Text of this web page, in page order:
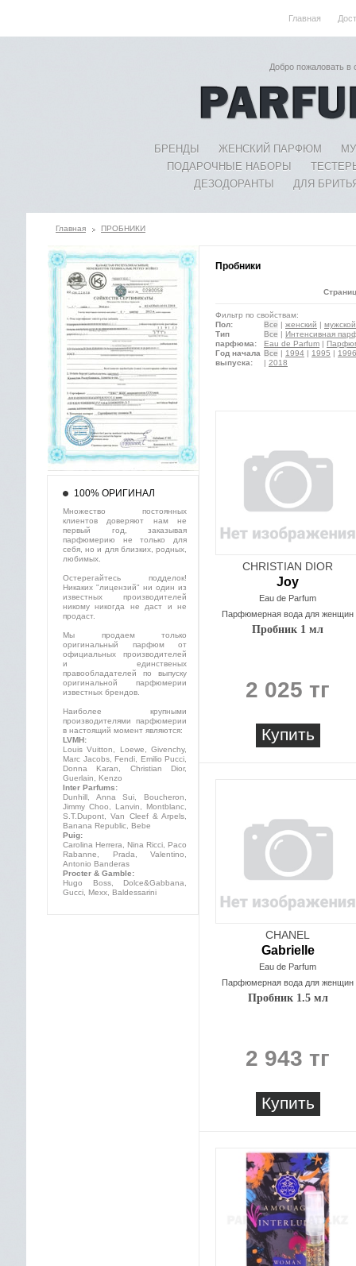
Главная
Добро пожаловать
БРЕНДЫ ЖЕНСКИЙ ПАРФЮМ
ПОДАРОЧНЫЕ НАБОРЫ
ДЕЗОДОРАНТЫ
ДЛЯ
Главная ПРОБНИКИ
Пробники
Фильтр по свойствам:
Пол:
Все | женский | мужской
Тип
парфюма:
Все | Интенсивная
Eau de Parfum |
Год начала
выпуска:
Все | 1994 | 1995 | 1996
| 2018
CHRISTIAN DIOR
Joy
Eau de Parfum
Парфюмерная вода для женщин
Пробник 1 мл
2 025 тг
Купить
CHANEL
Gabrielle
Eau de Parfum
Парфюмерная вода для женщин
Пробник 1.5 мл
2 943 тг
Купить
100% ОРИГИНАЛ
Множество постоянных
клиентов доверяют нам не
первый год, заказывая
парфюмерию не только для
себя, но и для близких, родных,
любимых.
Остерегайтесь подделок!
Никаких "лицензий" ни один из
известных производителей
никому никогда не даст и не
продаст.
Мы продаем только
оригинальный парфюм от
официальных производителей
и единственых
правообладателей по выпуску
оригинальной парфюмерии
известных брендов.
Наиболее крупными
производителями парфюмерии
в настоящий момент являются:
LVMH:
Louis Vuitton, Loewe, Givenchy,
Marc Jacobs, Fendi, Emilio Pucci,
Donna Karan, Christian Dior,
Guerlain, Kenzo
Inter Parfums:
Dunhill, Anna Sui, Boucheron,
Jimmy Choo, Lanvin, Montblanc,
S.T.Dupont, Van Cleef & Arpels,
Banana Republic, Bebe
Puig:
Carolina Herrera, Nina Ricci, Paco
Rabanne, Prada, Valentino,
Antonio Banderas
Procter & Gamble:
Hugo Boss, Dolce&Gabbana,
Gucci, Mexx, Baldessarini